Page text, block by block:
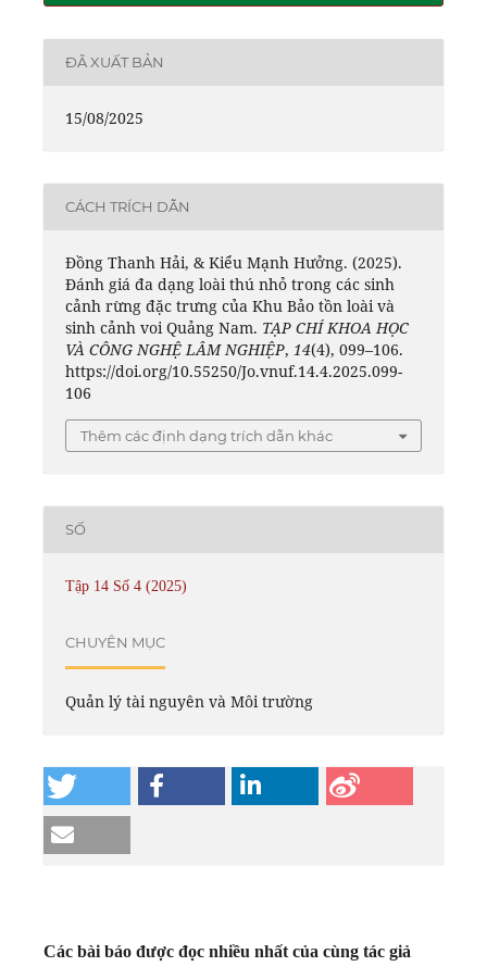
ĐÃ XUẤT BẢN
15/08/2025
CÁCH TRÍCH DẪN
Đồng Thanh Hải, & Kiểu Mạnh Hưởng. (2025).
Đánh giá đa dạng loài thú nhỏ trong các sinh
cảnh rừng đặc trưng của Khu Bảo tồn loài và
sinh cảnh voi Quảng Nam. TẠP CHÍ KHOA HỌC
VÀ CÔNG NGHỆ LÂM NGHIỆP, 14(4), 099–106.
https://doi.org/10.55250/Jo.vnuf.14.4.2025.099-
106
Thêm các định dạng trích dẫn khác
SỐ
Tập 14 Số 4 (2025)
CHUYÊN MỤC
Quản lý tài nguyên và Môi trường
Các bài báo được đọc nhiều nhất của cùng tác giả